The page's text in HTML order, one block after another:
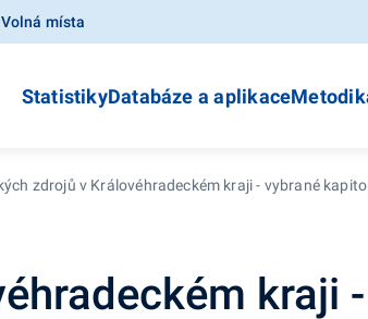
Volná místa
StatistikyDatabáze a aplikace
zdrojů v Královéhradeckém kraji - vybrané
kraji